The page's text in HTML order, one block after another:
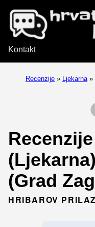
Kontakt
Recenzije » Ljekarna »
(Grad
HRIBAROV